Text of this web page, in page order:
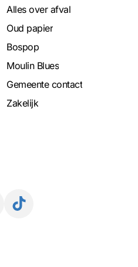
Alles over afval
Oud papier
Bospop
Moulin Blues
Gemeente contact
Zakelijk